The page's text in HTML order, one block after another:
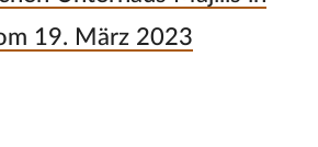
19. März 2023